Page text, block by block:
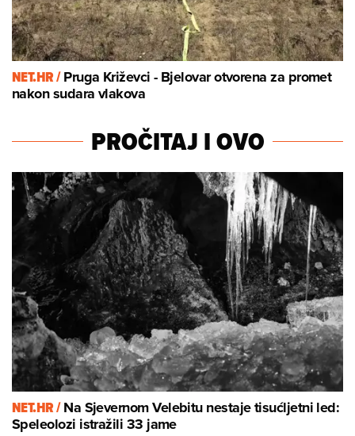
NET.HR /Pruga Križevci - Bjelovar otvorena za promet
nakon sudara vlakova
PROČITAJ I OVO
NET.HR /Na Sjevernom Velebitu nestaje tisućljetni led:
Speleolozi istražili 33 jame